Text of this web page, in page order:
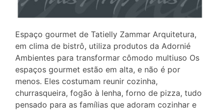
Espaço gourmet de Tatielly Zammar Arquitetura,
em clima de bistrô, utiliza produtos da Adornié
Ambientes para transformar cômodo multiuso Os
espaços gourmet estão em alta, e não é por
menos. Eles costumam reunir cozinha,
churrasqueira, fogão à lenha, forno de pizza, tudo
pensado para as famílias que adoram cozinhar e